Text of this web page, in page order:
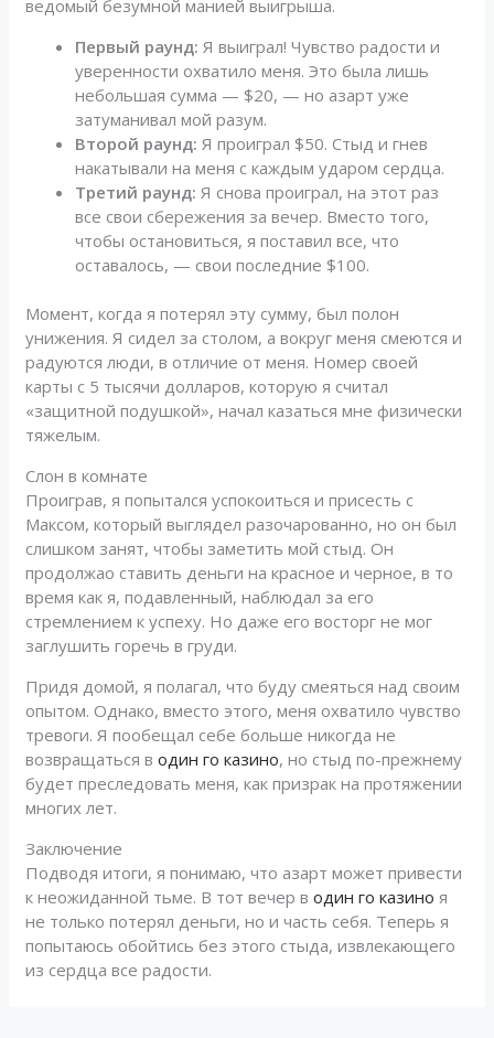
ведомый безумной манией выигрыша.
Первый раунд: Я выиграл! Чувство радости и
уверенности охватило меня. Это была лишь
небольшая сумма — $20, — но азарт уже
затуманивал мой разум.
Второй раунд: Я проиграл $50. Стыд и гнев
накатывали на меня с каждым ударом сердца.
Третий раунд: Я снова проиграл, на этот раз
все свои сбережения за вечер. Вместо того,
чтобы остановиться, я поставил все, что
оставалось, — свои последние $100.
Момент, когда я потерял эту сумму, был полон
унижения. Я сидел за столом, а вокруг меня смеются и
радуются люди, в отличие от меня. Номер своей
карты с 5 тысячи долларов, которую я считал
«защитной подушкой», начал казаться мне физически
тяжелым.
Слон в комнате
Проиграв, я попытался успокоиться и присесть с
Максом, который выглядел разочарованно, но он был
слишком занят, чтобы заметить мой стыд. Он
продолжао ставить деньги на красное и черное, в то
время как я, подавленный, наблюдал за его
стремлением к успеху. Но даже его восторг не мог
заглушить горечь в груди.
Придя домой, я полагал, что буду смеяться над своим
опытом. Однако, вместо этого, меня охватило чувство
тревоги. Я пообещал себе больше никогда не
возвращаться водин го казино, но стыд по-прежнему
будет преследовать меня, как призрак на протяжении
многих лет.
Заключение
Подводя итоги, я понимаю, что азарт может привести
к неожиданной тьме. В тот вечер водин го казино я
не только потерял деньги, но и часть себя. Теперь я
попытаюсь обойтись без этого стыда, извлекающего
из сердца все радости.